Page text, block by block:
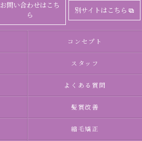
お問い合わせはこち
ら
別サイトはこちら
コンセプト
スタッフ
よくある質問
髪質改善
縮毛矯正